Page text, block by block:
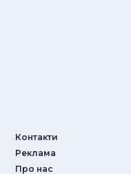
Контакти
Реклама
Про нас